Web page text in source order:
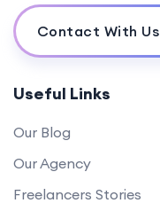
Contact With Us
Useful Links
Our Blog
Our Agency
Freelancers Stories